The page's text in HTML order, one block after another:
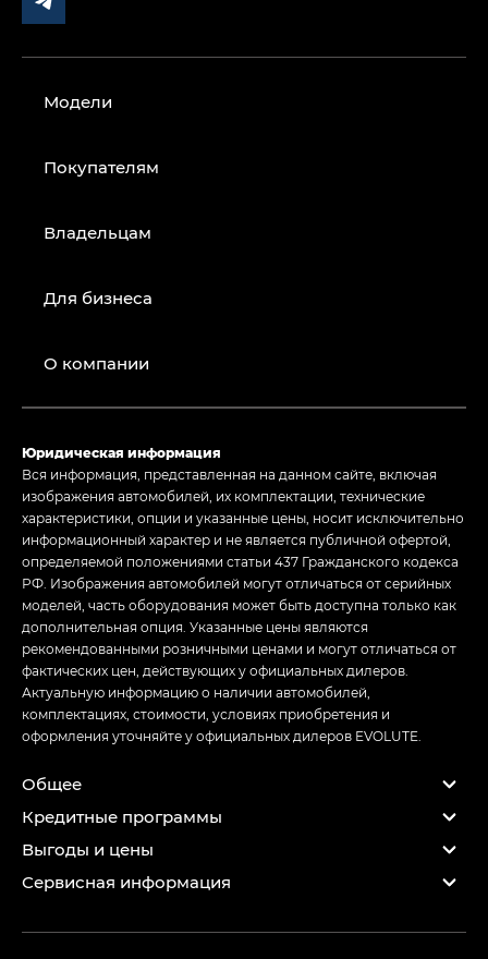
Модели
Покупателям
Владельцам
Для бизнеса
О компании
Юридическая информация
Вся информация, представленная на данном сайте, включая
изображения автомобилей, их комплектации, технические
характеристики, опции и указанные цены, носит исключительно
информационный характер и не является публичной офертой,
определяемой положениями статьи 437 Гражданского кодекса
РФ. Изображения автомобилей могут отличаться от серийных
моделей, часть оборудования может быть доступна только как
дополнительная опция. Указанные цены являются
рекомендованными розничными ценами и могут отличаться от
фактических цен, действующих у официальных дилеров.
Актуальную информацию о наличии автомобилей,
комплектациях, стоимости, условиях приобретения и
оформления уточняйте у официальных дилеров EVOLUTE.
Общее
Кредитные программы
Выгоды и цены
Сервисная информация